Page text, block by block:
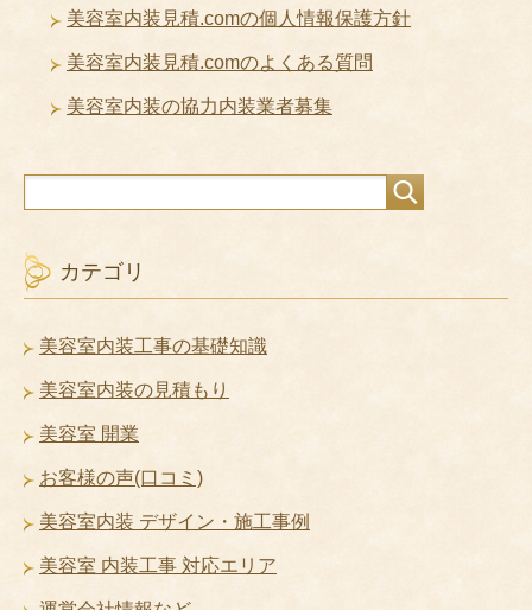
美容室内装見積.comの個人情報保護方針
美容室内装見積.comのよくある質問
美容室内装の協力内装業者募集
カテゴリ
美容室内装工事の基礎知識
美容室内装の見積もり
美容室 開業
お客様の声(口コミ)
美容室内装 デザイン・施工事例
美容室 内装工事 対応エリア